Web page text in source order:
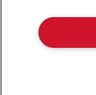
TM & © Tim